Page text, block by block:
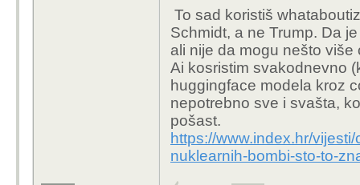
ne laje kuja radi sela
To sad koristiš
Schmidt, a ne Trump. Da
ali nije da mogu nešto
Ai kosristim svakodnevno
huggingface modela kroz
nepotrebno sve i svašta,
pošast.
https://www.index.hr/
nuklearnih-bombi-sto-to-